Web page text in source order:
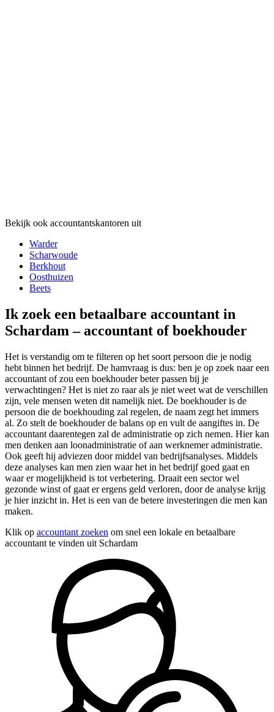
Bekijk ook accountantskantoren uit
Warder
Scharwoude
Berkhout
Oosthuizen
Beets
Ik zoek een betaalbare accountant in
Schardam – accountant of boekhouder
Het is verstandig om te filteren op het soort persoon die je nodig
hebt binnen het bedrijf. De hamvraag is dus: ben je op zoek naar een
accountant of zou een boekhouder beter passen bij je
verwachtingen? Het is niet zo raar als je niet weet wat de verschillen
zijn, vele mensen weten dit namelijk niet. De boekhouder is de
persoon die de boekhouding zal regelen, de naam zegt het immers
al. Zo stelt de boekhouder de balans op en vult de aangiftes in. De
accountant daarentegen zal de administratie op zich nemen. Hier kan
men denken aan loonadministratie of aan werknemer administratie.
Ook geeft hij adviezen door middel van bedrijfsanalyses. Middels
deze analyses kan men zien waar het in het bedrijf goed gaat en
waar er mogelijkheid is tot verbetering. Draait een sector wel
gezonde winst of gaat er ergens geld verloren, door de analyse krijg
je hier inzicht in. Het is een van de betere investeringen die men kan
maken.
Klik op accountant zoeken om snel een lokale en betaalbare
accountant te vinden uit Schardam